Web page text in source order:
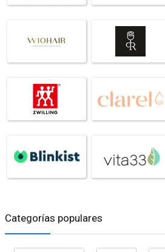
Categorías populares